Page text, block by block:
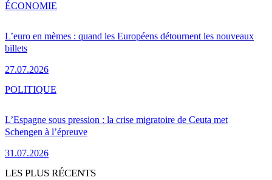
L’euro en mèmes : quand les Européens détournent les nouveaux
billets
27.07.2026
ÉCONOMIE
L’Espagne sous pression : la crise migratoire de Ceuta met
Schengen à l’épreuve
31.07.2026
POLITIQUE
LES PLUS RÉCENTS